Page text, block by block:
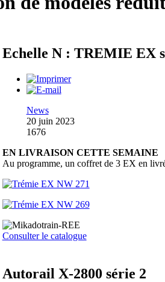
Echelle N : TREMIE EX
News
20 juin 2023
1676
EN LIVRAISON CETTE SEMAINE
Au programme, un coffret de 3 EX en
Consulter le catalogue
Autorail X-2800 série 2